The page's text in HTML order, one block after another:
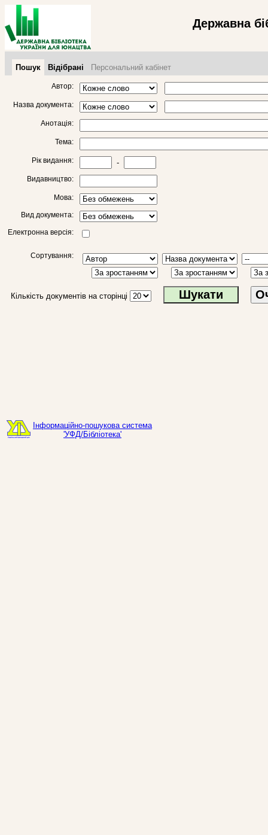
Державна
Пошук Відібрані Персональний кабінет
Автор:
Назва документа:
Анотація:
Тема:
Рік видання: -
Видавництво:
Мова:
Вид документа:
Електронна версія:
Сортування:
Кількість документів на сторінці
Інформаційно-пошукова система
'УФД/Бібліотека'